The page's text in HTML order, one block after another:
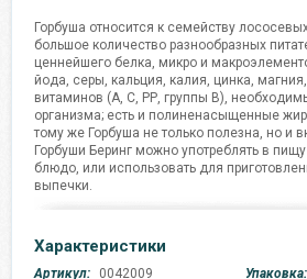
Горбуша относится к семейству
большое количество разнообразных
ценнейшего белка, микро и
йода, серы, кальция, калия, цинка,
витаминов (А, С, РР, группы В),
организма; есть и полиненасыщенные
тому же Горбуша не только полезна, но и
Горбуши Беринг можно употреблять в
блюдо, или использовать для
выпечки.
Характеристики
Артикул: 0042009 Упаковка: